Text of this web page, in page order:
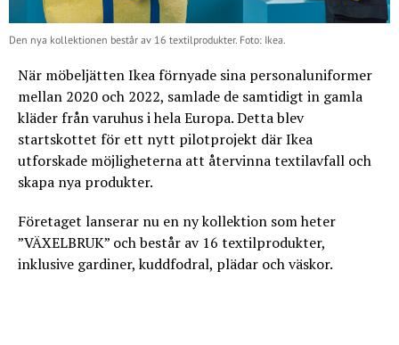
Den nya kollektionen består av 16 textilprodukter. Foto: Ikea.
När möbeljätten Ikea förnyade sina personaluniformer
mellan 2020 och 2022, samlade de samtidigt in gamla
kläder från varuhus i hela Europa. Detta blev
startskottet för ett nytt pilotprojekt där Ikea
utforskade möjligheterna att återvinna textilavfall och
skapa nya produkter.
Företaget lanserar nu en ny kollektion som heter
”VÄXELBRUK” och består av 16 textilprodukter,
inklusive gardiner, kuddfodral, plädar och väskor.